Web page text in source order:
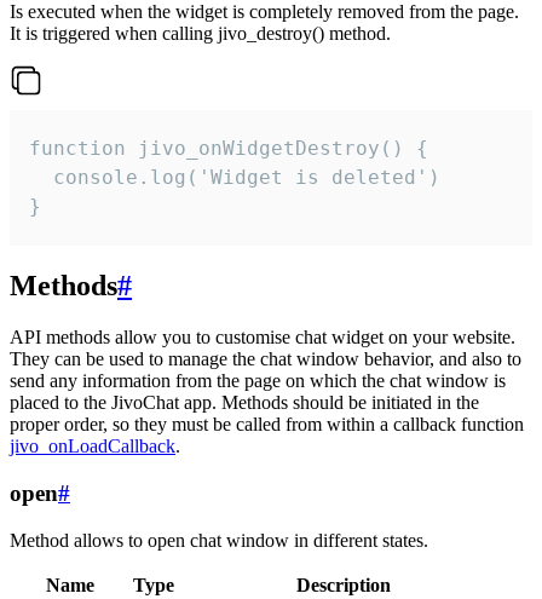
Is executed when the widget is completely removed from the page.
It is triggered when calling jivo_destroy() method.
function jivo_onWidgetDestroy() {
  console.log('Widget is deleted')
}
Methods#
API methods allow you to customise chat widget on your website.
They can be used to manage the chat window behavior, and also to
send any information from the page on which the chat window is
placed to the JivoChat app. Methods should be initiated in the
proper order, so they must be called from within a callback function
jivo_onLoadCallback.
open#
Method allows to open chat window in different states.
Name Type
Description